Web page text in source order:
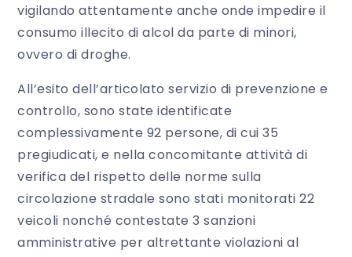
vigilando attentamente anche onde impedire il
consumo illecito di alcol da parte di minori,
ovvero di droghe.
All’esito dell’articolato servizio di prevenzione e
controllo, sono state identificate
complessivamente 92 persone, di cui 35
pregiudicati, e nella concomitante attività di
verifica del rispetto delle norme sulla
circolazione stradale sono stati monitorati 22
veicoli nonché contestate 3 sanzioni
amministrative per altrettante violazioni al